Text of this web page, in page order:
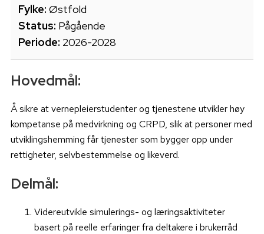
Fylke: Østfold
Status: Pågående
Periode: 2026-2028
Hovedmål:
Å sikre at vernepleierstudenter og tjenestene utvikler høy
kompetanse på medvirkning og CRPD, slik at personer med
utviklingshemming får tjenester som bygger opp under
rettigheter, selvbestemmelse og likeverd.
Delmål:
Videreutvikle simulerings- og læringsaktiviteter
basert på reelle erfaringer fra deltakere i brukerråd